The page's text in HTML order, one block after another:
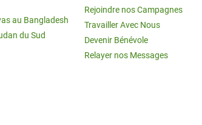
au Bangladesh
du Sud
Rejoindre nos Campagnes
Travailler Avec Nous
Devenir Bénévole
Relayer nos Messages